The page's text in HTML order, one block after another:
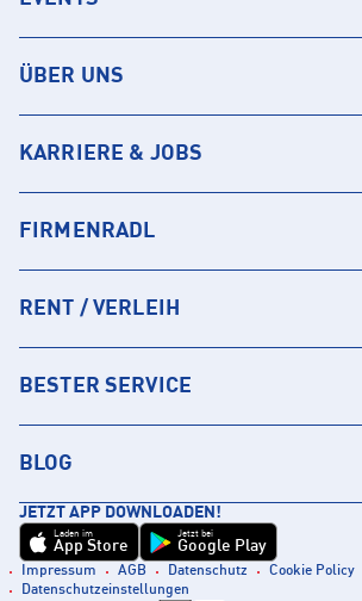
ÜBER UNS
KARRIERE & JOBS
FIRMENRADL
RENT / VERLEIH
BESTER SERVICE
BLOG
JETZT APP DOWNLOADEN!
Laden im
App Store
Jetzt bei
Google Play
Impressum AGB Datenschutz
Cookie Policy
Datenschutzeinstellungen